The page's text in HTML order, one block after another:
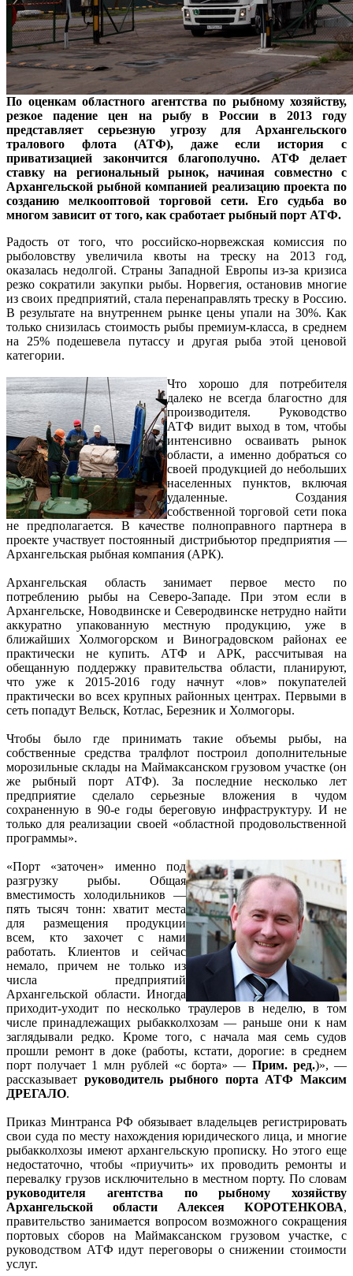
По оценкам областного агентства по рыбному хозяйству,
резкое падение цен на рыбу в России в 2013 году
представляет серьезную угрозу для Архангельского
тралового флота (АТФ), даже если история с
приватизацией закончится благополучно. АТФ делает
ставку на региональный рынок, начиная совместно с
Архангельской рыбной компанией реализацию проекта по
созданию мелкооптовой торговой сети. Его судьба во
многом зависит от того, как сработает рыбный порт АТФ.
Радость от того, что российско-норвежская комиссия по
рыболовству увеличила квоты на треску на 2013 год,
оказалась недолгой. Страны Западной Европы из-за кризиса
резко сократили закупки рыбы. Норвегия, остановив многие
из своих предприятий, стала перенаправлять треску в Россию.
В результате на внутреннем рынке цены упали на 30%. Как
только снизилась стоимость рыбы премиум-класса, в среднем
на 25% подешевела путассу и другая рыба этой ценовой
категории.
Что хорошо для потребителя
далеко не всегда благостно для
производителя. Руководство
АТФ видит выход в том, чтобы
интенсивно осваивать рынок
области, а именно добраться со
своей продукцией до небольших
населенных пунктов, включая
удаленные. Создания
собственной торговой сети пока
не предполагается. В качестве полноправного партнера в
проекте участвует постоянный дистрибьютор предприятия —
Архангельская рыбная компания (АРК).
Архангельская область занимает первое место по
потреблению рыбы на Северо-Западе. При этом если в
Архангельске, Новодвинске и Северодвинске нетрудно найти
аккуратно упакованную местную продукцию, уже в
ближайших Холмогорском и Виноградовском районах ее
практически не купить. АТФ и АРК, рассчитывая на
обещанную поддержку правительства области, планируют,
что уже к 2015-2016 году начнут «лов» покупателей
практически во всех крупных районных центрах. Первыми в
сеть попадут Вельск, Котлас, Березник и Холмогоры.
Чтобы было где принимать такие объемы рыбы, на
собственные средства тралфлот построил дополнительные
морозильные склады на Маймаксанском грузовом участке (он
же рыбный порт АТФ). За последние несколько лет
предприятие сделало серьезные вложения в чудом
сохраненную в 90-е годы береговую инфраструктуру. И не
только для реализации своей «областной продовольственной
программы».
«Порт «заточен» именно под
разгрузку рыбы. Общая
вместимость холодильников —
пять тысяч тонн: хватит места
для размещения продукции
всем, кто захочет с нами
работать. Клиентов и сейчас
немало, причем не только из
числа предприятий
Архангельской области. Иногда
приходит-уходит по несколько траулеров в неделю, в том
числе принадлежащих рыбакколхозам — раньше они к нам
заглядывали редко. Кроме того, с начала мая семь судов
прошли ремонт в доке (работы, кстати, дорогие: в среднем
порт получает 1 млн рублей «с борта» — Прим. ред.)», —
рассказывает руководитель рыбного порта АТФ Максим
ДРЕГАЛО.
Приказ Минтранса РФ обязывает владельцев регистрировать
свои суда по месту нахождения юридического лица, и многие
рыбакколхозы имеют архангельскую прописку. Но этого еще
недостаточно, чтобы «приучить» их проводить ремонты и
перевалку грузов исключительно в местном порту. По словам
руководителя агентства по рыбному хозяйству
Архангельской области Алексея КОРОТЕНКОВА,
правительство занимается вопросом возможного сокращения
портовых сборов на Маймаксанском грузовом участке, с
руководством АТФ идут переговоры о снижении стоимости
услуг.